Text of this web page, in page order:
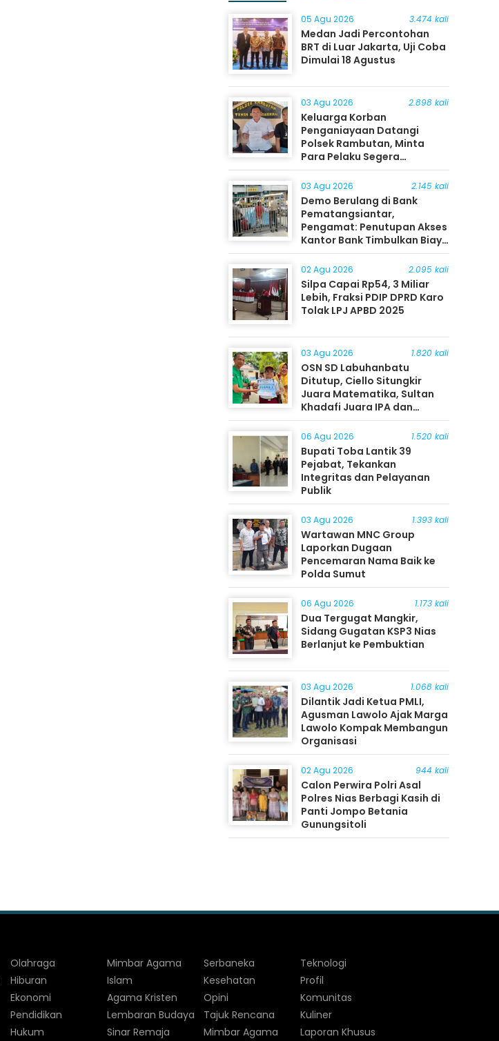
05 Agu 2026 3.474 kali
Medan Jadi Percontohan
BRT di Luar Jakarta, Uji Coba
Dimulai 18 Agustus
03 Agu 2026 2.898 kali
Keluarga Korban
Penganiayaan Datangi
Polsek Rambutan, Minta
Para Pelaku Segera
Ditangkap
03 Agu 2026 2.145 kali
Demo Berulang di Bank
Pematangsiantar,
Pengamat: Penutupan Akses
Kantor Bank Timbulkan Biaya
Ekonomi bagi Masyarakat
02 Agu 2026 2.095 kali
Silpa Capai Rp54, 3 Miliar
Lebih, Fraksi PDIP DPRD Karo
Tolak LPJ APBD 2025
03 Agu 2026 1.820 kali
OSN SD Labuhanbatu
Ditutup, Ciello Situngkir
Juara Matematika, Sultan
Khadafi Juara IPA dan
Timothy Rangkuti Juara IPS
06 Agu 2026 1.520 kali
Bupati Toba Lantik 39
Pejabat, Tekankan
Integritas dan Pelayanan
Publik
03 Agu 2026 1.393 kali
Wartawan MNC Group
Laporkan Dugaan
Pencemaran Nama Baik ke
Polda Sumut
06 Agu 2026 1.173 kali
Dua Tergugat Mangkir,
Sidang Gugatan KSP3 Nias
Berlanjut ke Pembuktian
03 Agu 2026 1.068 kali
Dilantik Jadi Ketua PMLI,
Agusman Lawolo Ajak Marga
Lawolo Kompak Membangun
Organisasi
02 Agu 2026 944 kali
Calon Perwira Polri Asal
Polres Nias Berbagi Kasih di
Panti Jompo Betania
Gunungsitoli
Olahraga
Hiburan
Ekonomi
Pendidikan
Hukum
Mimbar Agama
Islam
Agama Kristen
Lembaran Budaya
Sinar Remaja
Serbaneka
Kesehatan
Opini
Tajuk Rencana
Mimbar Agama
Teknologi
Profil
Komunitas
Kuliner
Laporan Khusus